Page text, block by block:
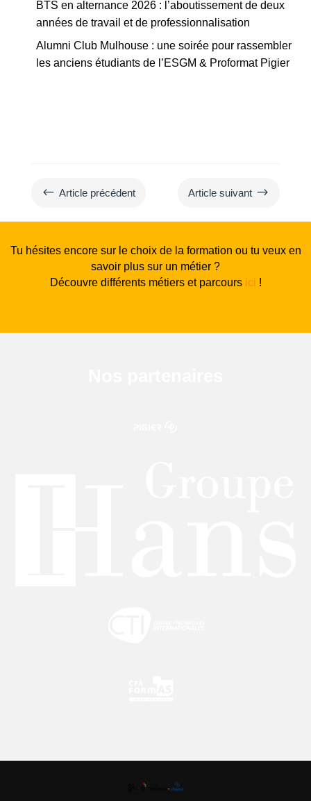
BTS en alternance 2026 : l’aboutissement de deux
années de travail et de professionnalisation
Alumni Club Mulhouse : une soirée pour rassembler
les anciens étudiants de l’ESGM & Proformat Pigier
# Article précédent Article suivant $
Tu hésites encore sur le choix de la formation ou tu veux en
savoir plus sur un métier ?
Découvre différents métiers et parcours ici !